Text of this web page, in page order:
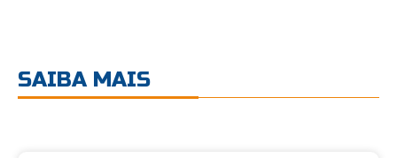
SAIBA MAIS